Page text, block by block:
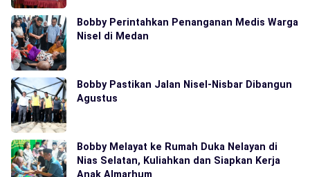
Bobby Perintahkan Penanganan Medis Warga
Nisel di Medan
Bobby Pastikan Jalan Nisel-Nisbar Dibangun
Agustus
Bobby Melayat ke Rumah Duka Nelayan di
Nias Selatan, Kuliahkan dan Siapkan Kerja
Anak Almarhum